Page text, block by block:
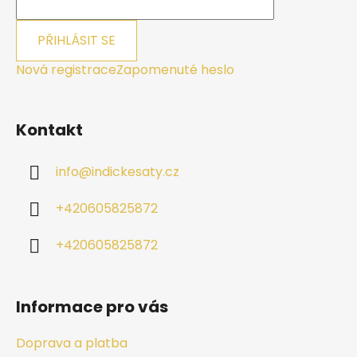
PŘIHLÁSIT SE
Nová registraceZapomenuté heslo
Kontakt
info@indickesaty.cz
+420605825872
+420605825872
Informace pro vás
Doprava a platba